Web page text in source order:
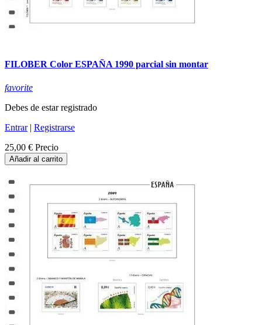
FILOBER Color ESPAÑA 1990 parcial sin montar
favorite
Debes de estar registrado
Entrar| Registrarse
25,00 € Precio
Añadir al carrito